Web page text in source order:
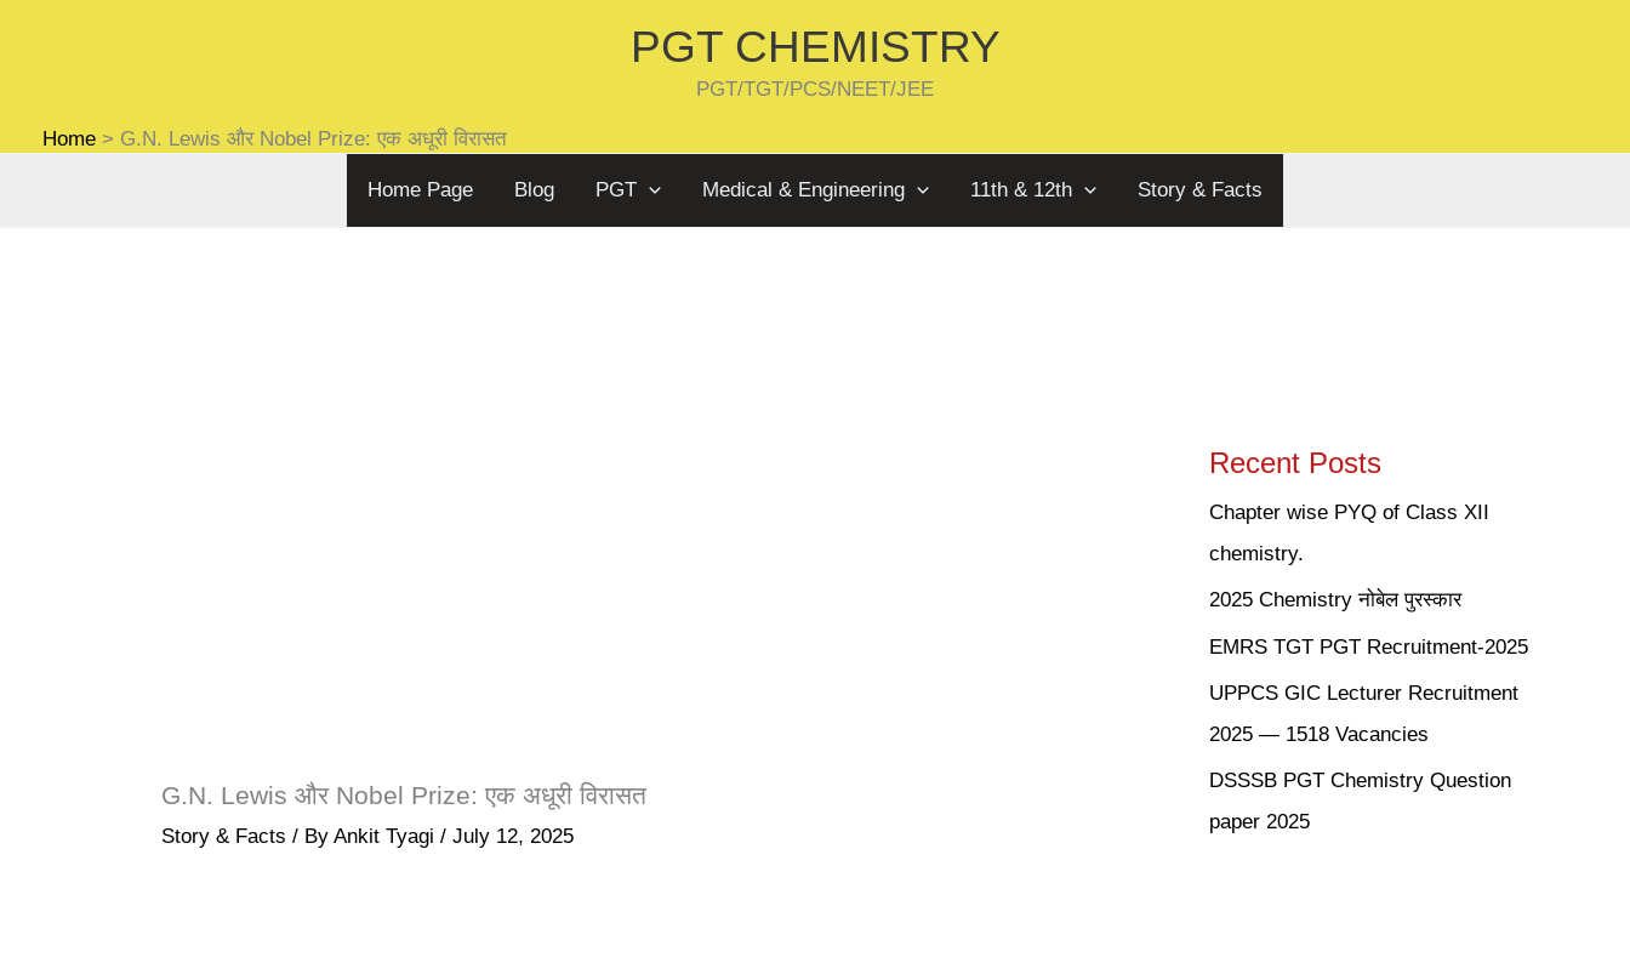
PGT CHEMISTRY
PGT/TGT/PCS/NEET/JEE
Home G.N. Lewis और Nobel Prize: एक अधूरी विरासत
Home Page Blog PGT Medical & Engineering 11th & 12th Story & Facts
G.N. Lewis और Nobel Prize: एक अधूरी विरासत
Story & Facts / ByAnkit Tyagi/July 12, 2025
Recent Posts
Chapter wise PYQ of Class XII
chemistry.
2025 Chemistry नोबेल पुरस्कार
EMRS TGT PGT Recruitment-2025
UPPCS GIC Lecturer Recruitment
2025 — 1518 Vacancies
DSSSB PGT Chemistry Question
paper 2025